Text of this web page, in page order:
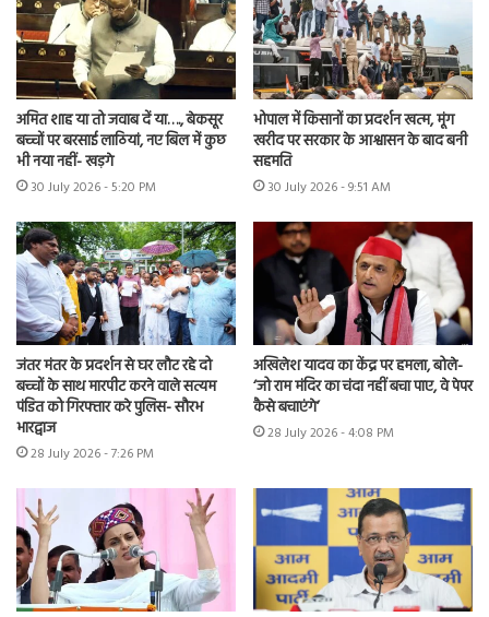
अमित शाह या तो जवाब दें या…., बेकसूर
बच्चों पर बरसाई लाठियां, नए बिल में कुछ
भी नया नहीं- खड़गे
30 July 2026 - 5:20 PM
भोपाल में किसानों का प्रदर्शन खत्म, मूंग
खरीद पर सरकार के आश्वासन के बाद बनी
सहमति
30 July 2026 - 9:51 AM
जंतर मंतर के प्रदर्शन से घर लौट रहे दो
बच्चों के साथ मारपीट करने वाले सत्यम
पंडित को गिरफ्तार करे पुलिस- सौरभ
भारद्वाज
28 July 2026 - 7:26 PM
अखिलेश यादव का केंद्र पर हमला, बोले-
‘जो राम मंदिर का चंदा नहीं बचा पाए, वे पेपर
कैसे बचाएंगे’
28 July 2026 - 4:08 PM